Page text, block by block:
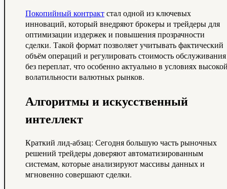
Покопийный контрактстал одной из ключевых
инноваций, который внедряют брокеры и трейдеры для
оптимизации издержек и повышения прозрачности
сделки. Такой формат позволяет учитывать фактический
объём операций и регулировать стоимость обслуживания
без переплат, что особенно актуально в условиях
волатильности валютных рынков.
Алгоритмы и искусственный
интеллект
Краткий лид-абзац: Сегодня большую часть рыночных
решений трейдеры доверяют автоматизированным
системам, которые анализируют массивы данных и
мгновенно совершают сделки.